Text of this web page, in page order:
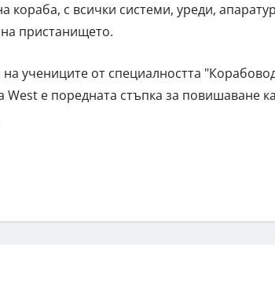
кораба, с всички системи, уреди,
пристанището.
на учениците от специалността
е поредната стъпка за повишаване